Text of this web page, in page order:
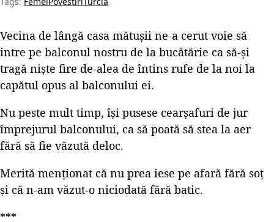
Vecina de lângă casa mătușii ne-a cerut voie să
intre pe balconul nostru de la bucătărie ca să-și
tragă niște fire de-alea de întins rufe de la noi la
capătul opus al balconului ei.
Nu peste mult timp, își pusese cearșafuri de jur
împrejurul balconului, ca să poată să stea la aer
fără să fie văzută deloc.
Merită menționat că nu prea iese pe afară fără soț
și că n-am văzut-o niciodată fără batic.
***